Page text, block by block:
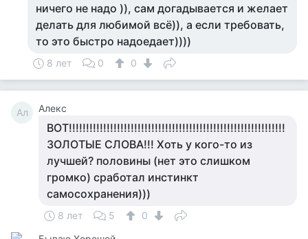
ничего не надо )), сам догадывается и желает
делать для любимой всё)), а если требовать,
то это быстро надоедает))))
8 лет 0 0
Ал Алекс
ВОТ!!!!!!!!!!!!!!!!!!!!!!!!!!!!!!!!!!!!!!!!!!!!!!!!!!!!!!!!!!!!!!!
ЗОЛОТЫЕ СЛОВА!!! Хоть у кого-то из
лучшей? половины (нет это слишком
громко) сработал инстинкт
самосохранения)))
8 лет 5
0